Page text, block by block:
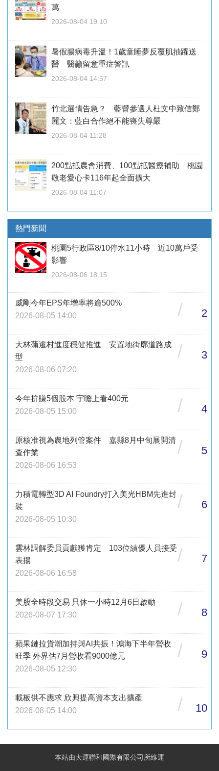
萬
2026-08-04 19:10
暑假腸病毒升溫！1歲童睡夢反覆肌抽躍送
醫 醫籲留意重症警訊
2026-08-04 14:57
竹北選情告急？ 藍營參選人杜文中致信鄭
麗文：藍白合作絕不能喪失尊嚴
2026-08-04 11:28
200點抵農會消費、100點抵醫療補助 桃園
敬老愛心卡116年起全面擴大
2026-08-04 11:07
熱門新聞
桃園5行政區8/10停水11小時 近10萬戶受
影響
2026-08-06 18:15
威剛今年EPS年增率將逾500%
2026-08-05 14:00
/ 2
大林蒲遷村進度穩健推進 安置地街廓道路成
型
2026-08-06 07:20
/ 3
今年拚賺5個股本 宇瞻上看400元
2026-08-05 15:00
/ 4
原核准視為農地列管案件 嘉縣8月中旬展開清
查作業
2026-08-06 16:53
/ 5
力積電轉型3D AI Foundry打入美光HBM先進封
裝
2026-08-05 10:30
/ 6
雲林調解委員貢獻獲肯定 103位績優人員接受
表揚
2026-08-06 16:58
/ 7
美股全時段交易 只休一小時12月6日啟動
2026-08-07 17:30
/ 8
蘋果鏈拉貨潮加持與AI共振！鴻海下半年營收
旺季 外界估7月營收看9000億元
2026-08-05 12:30
/ 9
載板供不應求 欣興提高資本支出擴產
2026-08-05 14:00
/ 10
本站由大運聯和國際有限公司所維運